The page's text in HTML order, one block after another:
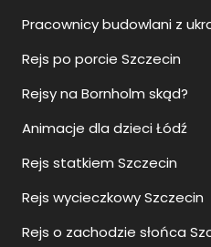
Pracownicy budowlani z
Rejs po porcie Szczecin
Rejsy na Bornholm skąd?
Animacje dla dzieci Łódź
Rejs statkiem Szczecin
Rejs wycieczkowy Szczecin
Rejs o zachodzie słońca